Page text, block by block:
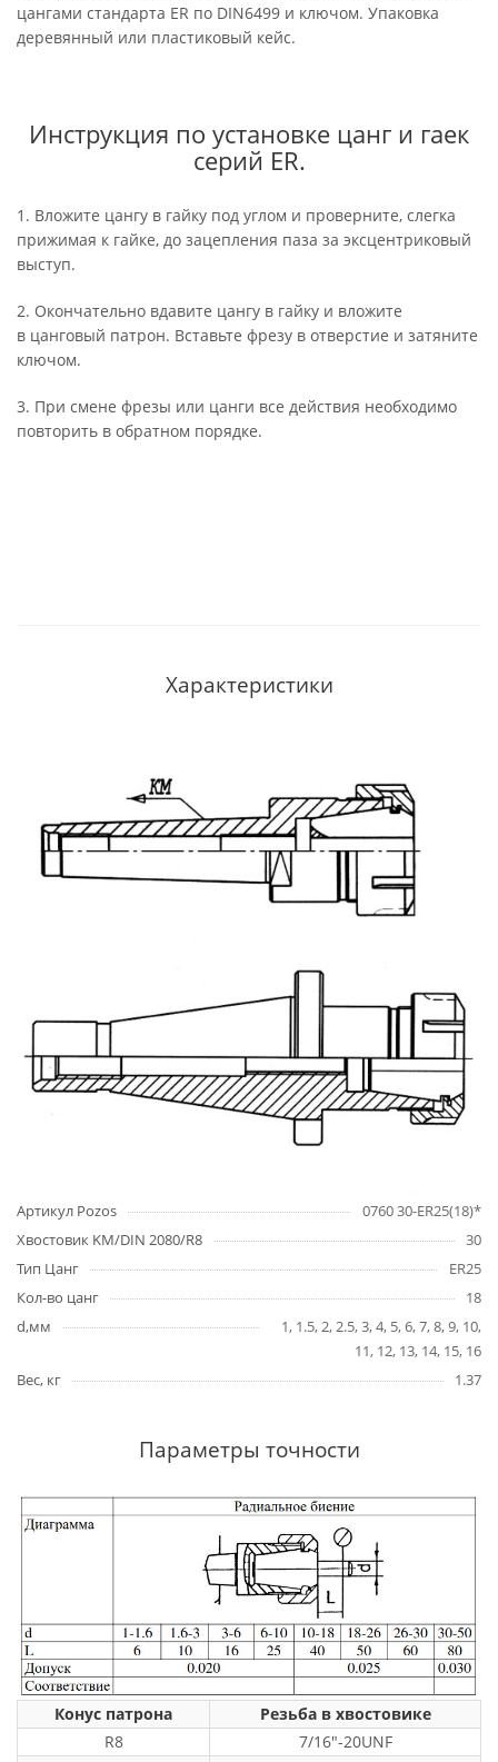
цангами стандарта ER по DIN6499 и ключом. Упаковка
деревянный или пластиковый кейс.
Инструкция по установке цанг и гаек
серий ER.
1. Вложите цангу в гайку под углом и проверните, слегка
прижимая к гайке, до зацепления паза за эксцентриковый
выступ.
2. Окончательно вдавите цангу в гайку и вложите
в цанговый патрон. Вставьте фрезу в отверстие и затяните
ключом.
3. При смене фрезы или цанги все действия необходимо
повторить в обратном порядке.
Характеристики
Артикул Pozos
0760 30-ER25(18)*
Хвостовик KM/DIN 2080/R8
30
Тип Цанг
ER25
Кол-во цанг
18
d,мм
1, 1.5, 2, 2.5, 3, 4, 5, 6, 7, 8, 9, 10,
11, 12, 13, 14, 15, 16
Вес, кг
1.37
Параметры точности
Конус патрона
Резьба в хвостовике
R8
7/16"-20UNF